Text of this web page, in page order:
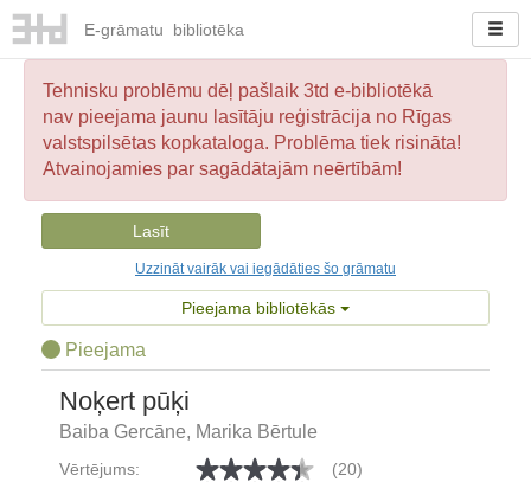
E-grāmatu bibliotēka
Tehnisku problēmu dēļ pašlaik 3td e-bibliotēkā
nav pieejama jaunu lasītāju reģistrācija no Rīgas
valstspilsētas kopkataloga. Problēma tiek risināta!
Atvainojamies par sagādātajām neērtībām!
Lasīt
Uzzināt vairāk vai iegādāties šo grāmatu
Pieejama bibliotēkās
Pieejama
Noķert pūķi
Baiba Gercāne, Marika Bērtule
Vērtējums:
(20)